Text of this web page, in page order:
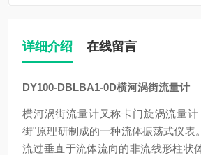
详细介绍 在线留言
DY100-DBLBA1-0D横河涡街流量计
横河涡街流量计又称卡门旋涡流量计
街"原理研制成的一种流体振荡式仪表
流过垂直于流体流向的非流线形柱状